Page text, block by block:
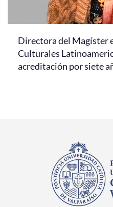
Directora del Magíster
Culturales
acreditación por siete